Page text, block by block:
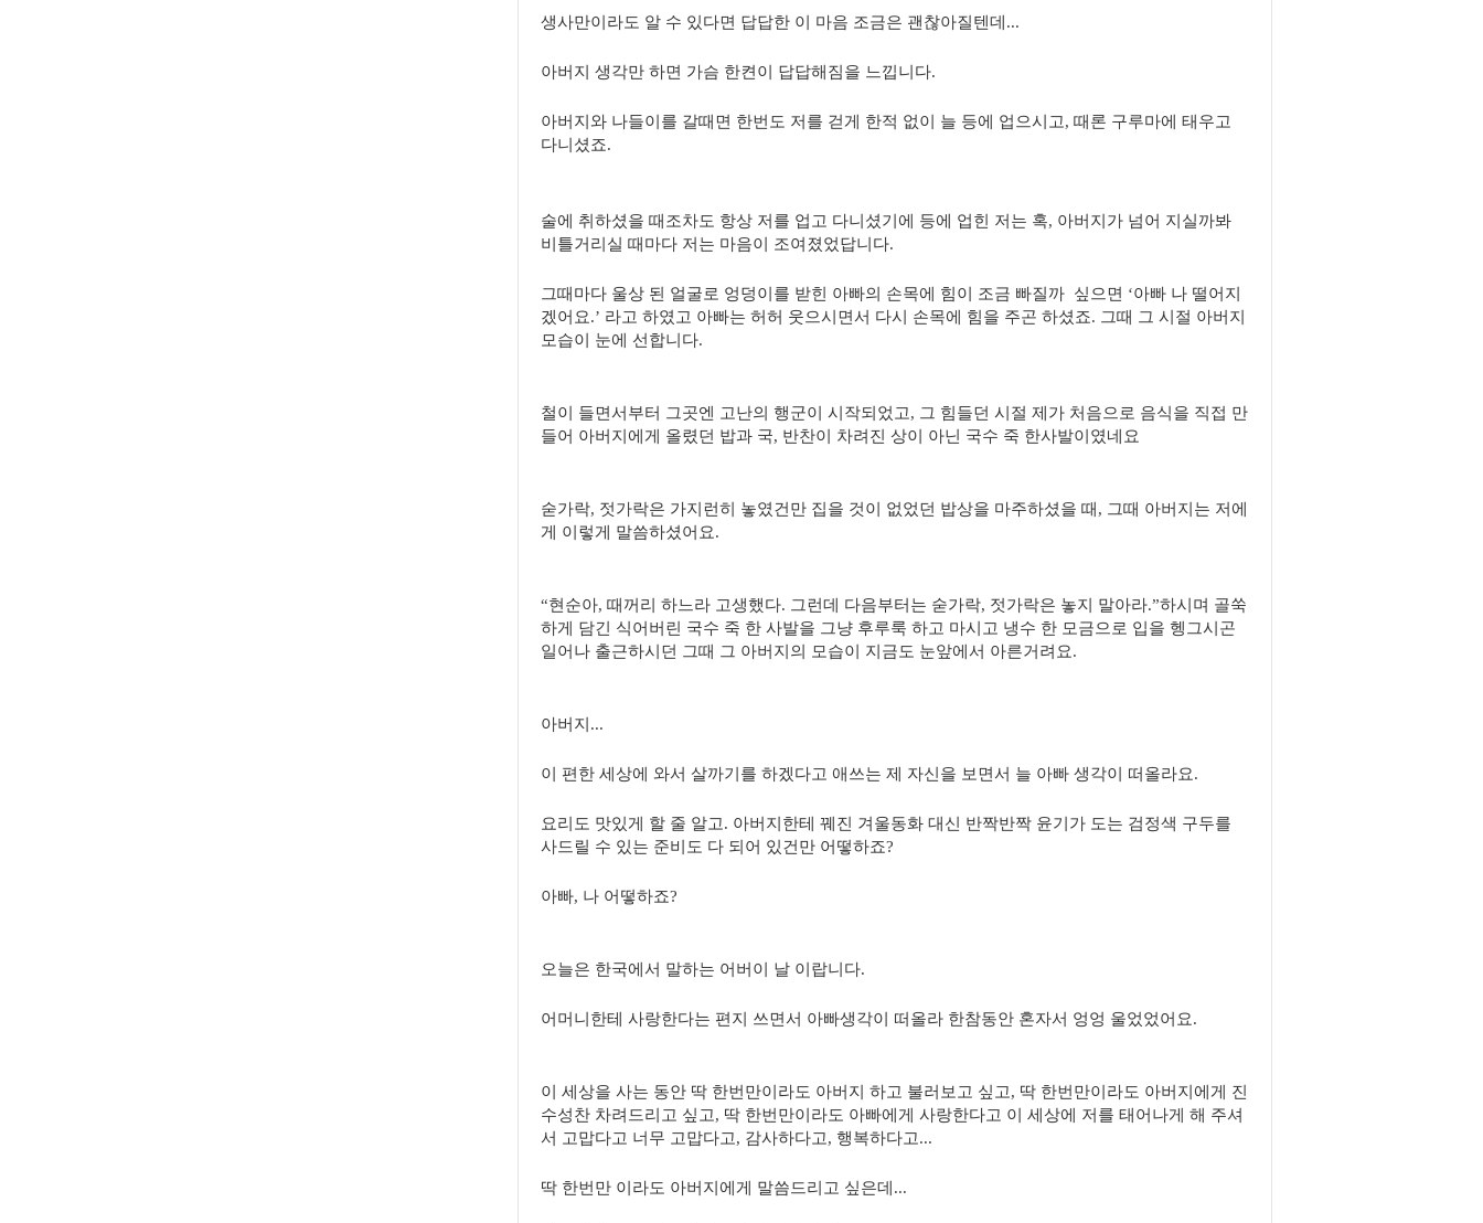
생사만이라도 알 수 있다면 답답한 이 마음 조금은 괜찮아질텐데...
아버지 생각만 하면 가슴 한켠이 답답해짐을 느낍니다.
아버지와 나들이를 갈때면 한번도 저를 걷게 한적 없이 늘 등에 업으시고, 때론 구루마에 태우고
다니셨죠.
술에 취하셨을 때조차도 항상 저를 업고 다니셨기에 등에 업힌 저는 혹, 아버지가 넘어 지실까봐
비틀거리실 때마다 저는 마음이 조여졌었답니다.
그때마다 울상 된 얼굴로 엉덩이를 받힌 아빠의 손목에 힘이 조금 빠질까 싶으면 ‘아빠 나 떨어지
겠어요.’ 라고 하였고 아빠는 허허 웃으시면서 다시 손목에 힘을 주곤 하셨죠. 그때 그 시절 아버지
모습이 눈에 선합니다.
철이 들면서부터 그곳엔 고난의 행군이 시작되었고, 그 힘들던 시절 제가 처음으로 음식을 직접 만
들어 아버지에게 올렸던 밥과 국, 반찬이 차려진 상이 아닌 국수 죽 한사발이였네요
숟가락, 젓가락은 가지런히 놓였건만 집을 것이 없었던 밥상을 마주하셨을 때, 그때 아버지는 저에
게 이렇게 말씀하셨어요.
“현순아, 때꺼리 하느라 고생했다. 그런데 다음부터는 숟가락, 젓가락은 놓지 말아라.”하시며 골쑥
하게 담긴 식어버린 국수 죽 한 사발을 그냥 후루룩 하고 마시고 냉수 한 모금으로 입을 헹그시곤
일어나 출근하시던 그때 그 아버지의 모습이 지금도 눈앞에서 아른거려요.
아버지...
이 편한 세상에 와서 살까기를 하겠다고 애쓰는 제 자신을 보면서 늘 아빠 생각이 떠올라요.
요리도 맛있게 할 줄 알고. 아버지한테 꿰진 겨울동화 대신 반짝반짝 윤기가 도는 검정색 구두를
사드릴 수 있는 준비도 다 되어 있건만 어떻하죠?
아빠, 나 어떻하죠?
오늘은 한국에서 말하는 어버이 날 이랍니다.
어머니한테 사랑한다는 편지 쓰면서 아빠생각이 떠올라 한참동안 혼자서 엉엉 울었었어요.
이 세상을 사는 동안 딱 한번만이라도 아버지 하고 불러보고 싶고, 딱 한번만이라도 아버지에게 진
수성찬 차려드리고 싶고, 딱 한번만이라도 아빠에게 사랑한다고 이 세상에 저를 태어나게 해 주셔
서 고맙다고 너무 고맙다고, 감사하다고, 행복하다고...
딱 한번만 이라도 아버지에게 말씀드리고 싶은데...